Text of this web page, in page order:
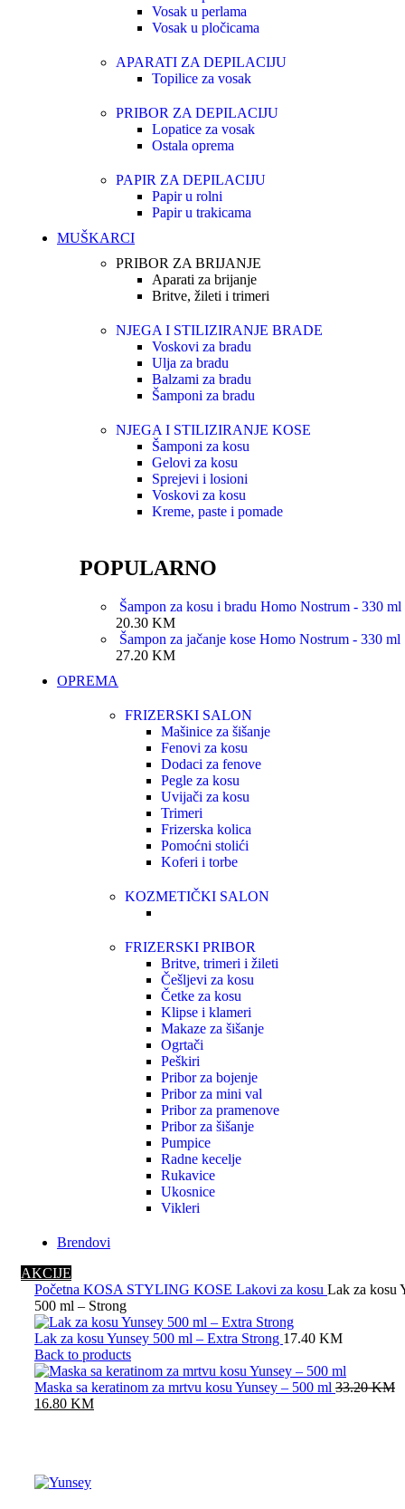
Vosak u perlama
Vosak u pločicama
APARATI ZA DEPILACIJU
Topilice za vosak
PRIBOR ZA DEPILACIJU
Lopatice za vosak
Ostala oprema
PAPIR ZA DEPILACIJU
Papir u rolni
Papir u trakicama
MUŠKARCI
PRIBOR ZA BRIJANJE
Aparati za brijanje
Britve, žileti i trimeri
NJEGA I STILIZIRANJE BRADE
Voskovi za bradu
Ulja za bradu
Balzami za bradu
Šamponi za bradu
NJEGA I STILIZIRANJE KOSE
Šamponi za kosu
Gelovi za kosu
Sprejevi i losioni
Voskovi za kosu
Kreme, paste i pomade
POPULARNO
Šampon za kosu i bradu Homo Nostrum - 330 ml
20.30 KM
Šampon za jačanje kose Homo Nostrum - 330 ml
27.20 KM
OPREMA
FRIZERSKI SALON
Mašinice za šišanje
Fenovi za kosu
Dodaci za fenove
Pegle za kosu
Uvijači za kosu
Trimeri
Frizerska kolica
Pomoćni stolići
Koferi i torbe
KOZMETIČKI SALON
FRIZERSKI PRIBOR
Britve, trimeri i žileti
Češljevi za kosu
Četke za kosu
Klipse i klameri
Makaze za šišanje
Ogrtači
Peškiri
Pribor za bojenje
Pribor za mini val
Pribor za pramenove
Pribor za šišanje
Pumpice
Radne kecelje
Rukavice
Ukosnice
Vikleri
Brendovi
AKCIJE
Početna KOSA STYLING KOSE Lakovi za kosu Lak za kosu
500 ml – Strong
Lak za kosu Yunsey 500 ml – Extra Strong 17.40 KM
Back to products
Maska sa keratinom za mrtvu kosu Yunsey – 500 ml 33.20KM
16.80 KM